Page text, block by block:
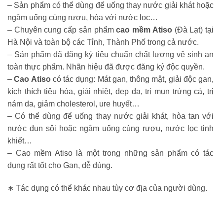
– Sản phẩm có thể dùng để uống thay nước giải khát hoặc
ngâm uống cùng rượu, hòa với nước lọc…
– Chuyên cung cấp sản phẩmcao mềm Atiso(Đà Lạt) tại
Hà Nội và toàn bộ các Tỉnh, Thành Phố trong cả nước.
– Sản phẩm đã đăng ký tiêu chuẩn chất lượng vệ sinh an
toàn thực phẩm. Nhãn hiệu đã được đăng ký độc quyền.
–Cao Atiso có tác dụng: Mát gan, thông mật, giải độc gan,
kích thích tiêu hóa, giải nhiệt, đẹp da, trị mụn trứng cá, trị
nám da, giảm cholesterol, ure huyết…
– Có thể dùng để uống thay nước giải khát, hòa tan với
nước đun sôi hoặc ngâm uống cùng rượu, nước lọc tinh
khiết…
– Cao mềm Atiso là một trong những sản phẩm có tác
dụng rất tốt cho Gan, dễ dùng.
∗ Tác dụng có thể khác nhau tùy cơ địa của người dùng.